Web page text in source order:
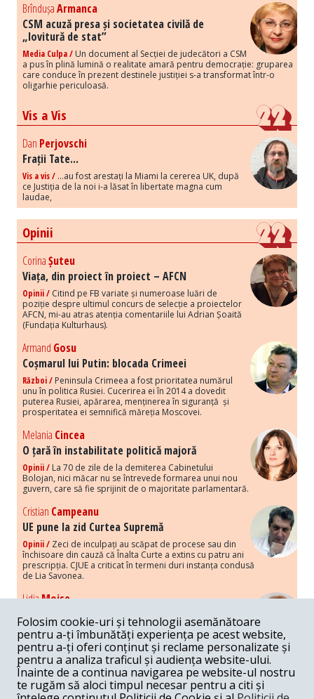
BrîndușaArmanca
CSM acuză presa și societatea civilă de
„lovitură de stat”
Media Culpa / Un document al Secției de judecători a CSM
a pus în plină lumină o realitate amară pentru democrație: gruparea
care conduce în prezent destinele justiției s-a transformat într-o
oligarhie periculoasă.
Vis a Vis
Dan Perjovschi
Frații Tate...
Vis a vis / ...au fost arestați la Miami la cererea UK, după
ce Justiția de la noi i-a lăsat în libertate magna cum
laudae,
Opinii
CorinaȘuteu
Viața, din proiect în proiect – AFCN
Opinii / Citind pe FB variate și numeroase luări de
poziție despre ultimul concurs de selecție a proiectelor
AFCN, mi-au atras atenția comentariile lui Adrian Șoaită
(Fundația Kulturhaus).
Armand Gosu
Coșmarul lui Putin: blocada Crimeei
Război / Peninsula Crimeea a fost prioritatea numărul
unu în politica Rusiei. Cucerirea ei în 2014 a dovedit
puterea Rusiei, apărarea, menținerea în siguranță și
prosperitatea ei semnifică măreția Moscovei.
Melania Cincea
O țară în instabilitate politică majoră
Opinii / La 70 de zile de la demiterea Cabinetului
Bolojan, nici măcar nu se întrevede formarea unui nou
guvern, care să fie sprijinit de o majoritate parlamentară.
Cristian Campeanu
UE pune la zid Curtea Supremă
Opinii / Zeci de inculpați au scăpat de procese sau din
închisoare din cauză că Înalta Curte a extins cu patru ani
prescripția. CJUE a criticat în termeni duri instanța condusă
de Lia Savonea.
LidiaMoise
Costurile economice ale haosului politic
Opinii / Economia nu poate rezista cu retorica falsă a
susținerii intereselor poporului, care, de fapt, ascunde
obsesia menținerii privilegiilor și a averilor unor caste.
Melania Cincea
Noi puseuri de xenofobie din partea românilor
Folosim cookie-uri și tehnologii asemănătoare
pentru a-ți îmbunătăți experiența pe acest website,
pentru a-ți oferi conținut și reclame personalizate și
pentru a analiza traficul și audiența website-ului.
Înainte de a continua navigarea pe website-ul nostru
te rugăm să aloci timpul necesar pentru a citi și